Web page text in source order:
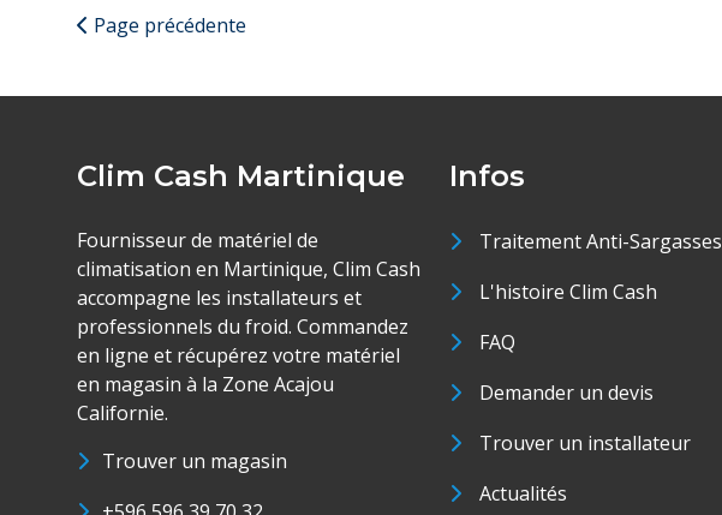
Page précédente
Clim Cash Martinique
Fournisseur de matériel de
climatisation en Martinique, Clim Cash
accompagne les installateurs et
professionnels du froid. Commandez
en ligne et récupérez votre matériel
en magasin à la Zone Acajou
Californie.
Trouver un magasin
Infos
Traitement Anti-Sargasses
L'histoire Clim Cash
FAQ
Demander un devis
Trouver un installateur
Actualités